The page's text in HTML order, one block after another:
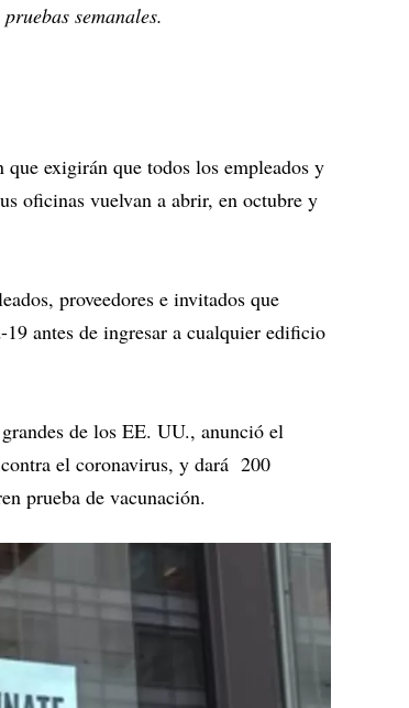
semanales.
que exigirán que todos los empleados y
oficinas vuelvan a abrir, en octubre y
proveedores e invitados que
antes de ingresar a cualquier edificio
de los EE. UU., anunció el
el coronavirus, y dará 200
prueba de vacunación.